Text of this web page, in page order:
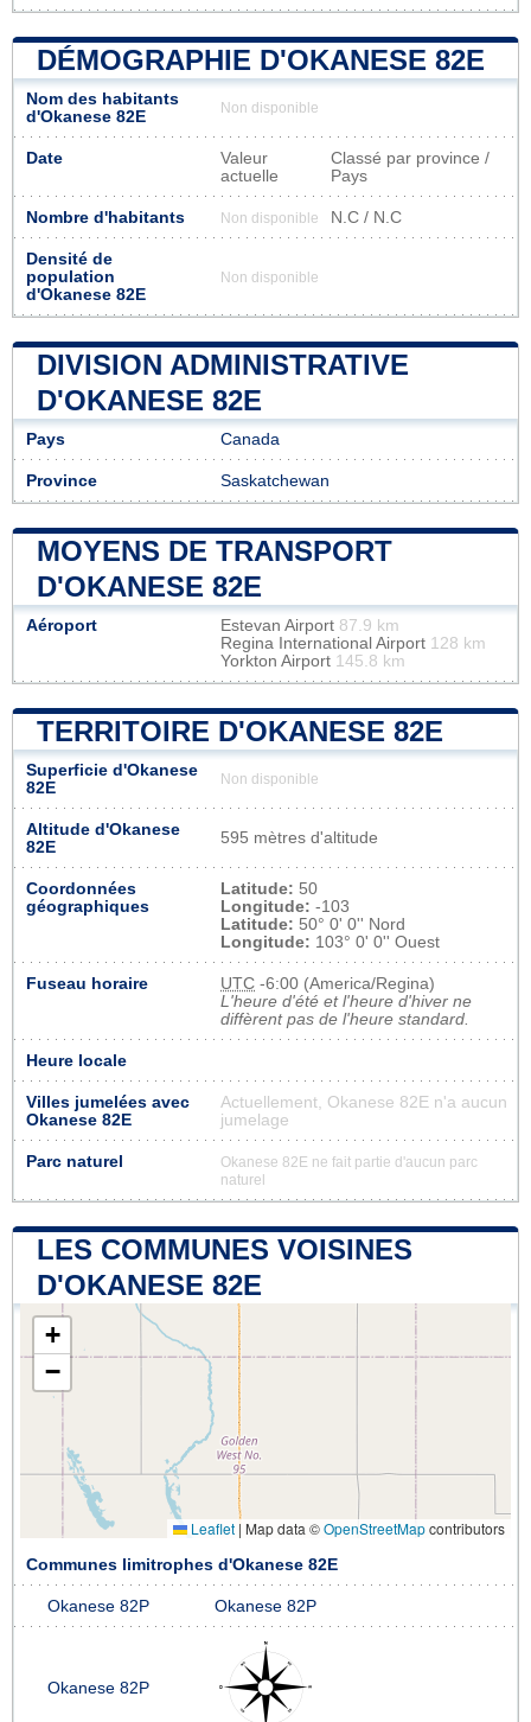
DÉMOGRAPHIE D'OKANESE 82E
Nom des habitants
d'Okanese 82E
Non disponible
Date
Valeur
actuelle
Classé par province /
Pays
Nombre d'habitants Non disponible N.C / N.C
Densité de
population
d'Okanese 82E
Non disponible
DIVISION ADMINISTRATIVE
D'OKANESE 82E
Pays Canada
Province Saskatchewan
MOYENS DE TRANSPORT
D'OKANESE 82E
Aéroport Estevan Airport 87.9 km
Regina International Airport 128 km
Yorkton Airport 145.8 km
TERRITOIRE D'OKANESE 82E
Superficie d'Okanese
82E
Non disponible
Altitude d'Okanese
82E
595 mètres d'altitude
Coordonnées
géographiques
Latitude: 50
Longitude: -103
Latitude: 50° 0' 0'' Nord
Longitude: 103° 0' 0'' Ouest
Fuseau horaire UTC -6:00 (America/Regina)
L'heure d'été et l'heure d'hiver ne
diffèrent pas de l'heure standard.
Heure locale
Villes jumelées avec
Okanese 82E
Actuellement, Okanese 82E n'a aucun
jumelage
Parc naturel
Okanese 82E ne fait partie d'aucun parc
naturel
LES COMMUNES VOISINES
D'OKANESE 82E
+
−
Leaflet | Map data ©OpenStreetMapcontributors
Communes limitrophes d'Okanese 82E
Okanese 82P Okanese 82P
Okanese 82P